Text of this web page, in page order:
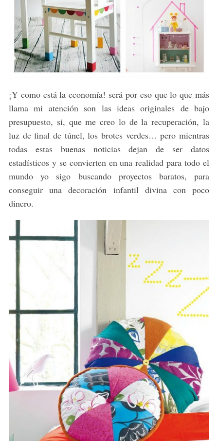
¡Y como está la economía! será por eso que lo que más
llama mi atención son las ideas originales de bajo
presupuesto, si, que me creo lo de la recuperación, la
luz de final de túnel, los brotes verdes… pero mientras
todas estas buenas noticias dejan de ser datos
estadísticos y se convierten en una realidad para todo el
mundo yo sigo buscando proyectos baratos, para
conseguir una decoración infantil divina con poco
dinero.